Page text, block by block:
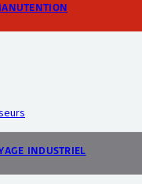
INDUSTRIEL